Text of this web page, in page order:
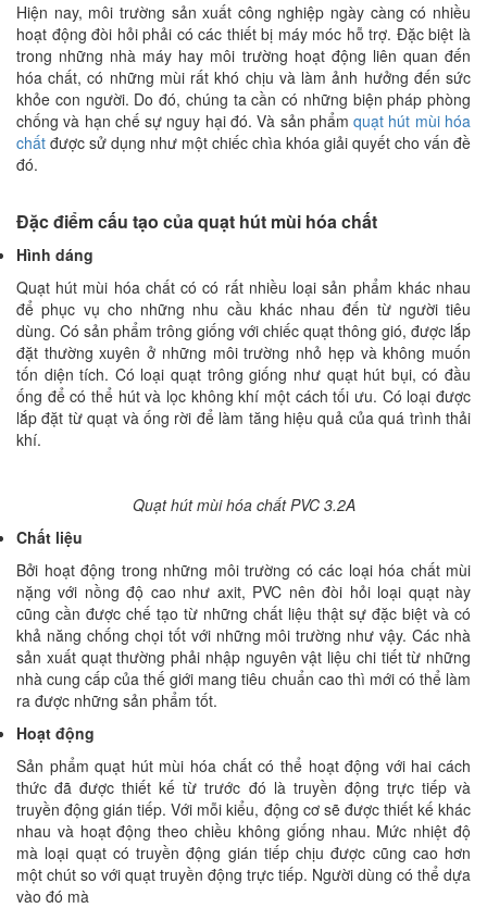
Hiện nay, môi trường sản xuất công nghiệp ngày càng có nhiều
hoạt động đòi hỏi phải có các thiết bị máy móc hỗ trợ. Đặc biệt là
trong những nhà máy hay môi trường hoạt động liên quan đến
hóa chất, có những mùi rất khó chịu và làm ảnh hưởng đến sức
khỏe con người. Do đó, chúng ta cần có những biện pháp phòng
chống và hạn chế sự nguy hại đó. Và sản phẩmquạt hút mùi hóa
chất được sử dụng như một chiếc chìa khóa giải quyết cho vấn đề
đó.
Đặc điểm cấu tạo của quạt hút mùi hóa chất
Hình dáng
Quạt hút mùi hóa chất có có rất nhiều loại sản phẩm khác nhau
để phục vụ cho những nhu cầu khác nhau đến từ người tiêu
dùng. Có sản phẩm trông giống với chiếc quạt thông gió, được lắp
đặt thường xuyên ở những môi trường nhỏ hẹp và không muốn
tốn diện tích. Có loại quạt trông giống như quạt hút bụi, có đầu
ống để có thể hút và lọc không khí một cách tối ưu. Có loại được
lắp đặt từ quạt và ống rời để làm tăng hiệu quả của quá trình thải
khí.
Quạt hút mùi hóa chất PVC 3.2A
Chất liệu
Bởi hoạt động trong những môi trường có các loại hóa chất mùi
nặng với nồng độ cao như axit, PVC nên đòi hỏi loại quạt này
cũng cần được chế tạo từ những chất liệu thật sự đặc biệt và có
khả năng chống chọi tốt với những môi trường như vậy. Các nhà
sản xuất quạt thường phải nhập nguyên vật liệu chi tiết từ những
nhà cung cấp của thế giới mang tiêu chuẩn cao thì mới có thể làm
ra được những sản phẩm tốt.
Hoạt động
Sản phẩm quạt hút mùi hóa chất có thể hoạt động với hai cách
thức đã được thiết kế từ trước đó là truyền động trực tiếp và
truyền động gián tiếp. Với mỗi kiểu, động cơ sẽ được thiết kế khác
nhau và hoạt động theo chiều không giống nhau. Mức nhiệt độ
mà loại quạt có truyền động gián tiếp chịu được cũng cao hơn
một chút so với quạt truyền động trực tiếp. Người dùng có thể dựa
vào đó mà